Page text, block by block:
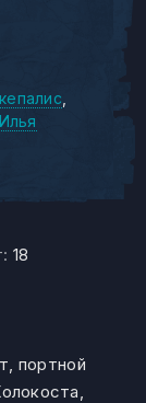
Илья
18
портной